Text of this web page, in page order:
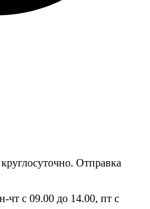
Отправка
чт с 09.00 до 14.00, пт с